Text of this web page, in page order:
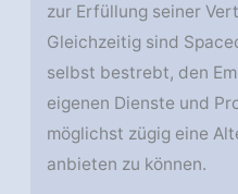
zur Erfüllung seiner
Gleichzeitig sind
selbst bestrebt, den
eigenen Dienste und
möglichst zügig eine
anbieten zu können.